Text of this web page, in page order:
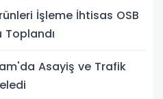
İşleme İhtisas OSB
Toplandı
Asayiş ve Trafik